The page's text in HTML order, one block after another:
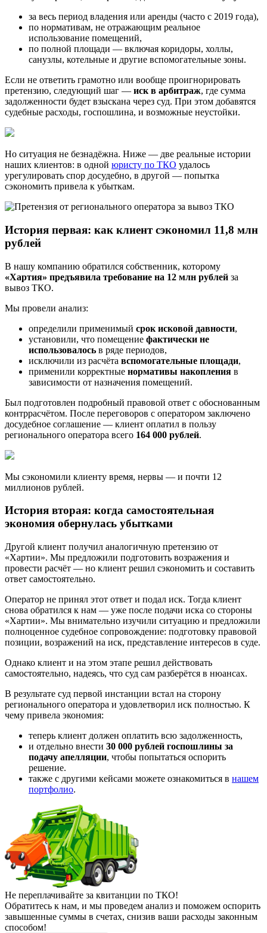
за весь период владения или аренды (часто с 2019 года),
по нормативам, не отражающим реальное
использование помещений,
по полной площади — включая коридоры, холлы,
санузлы, котельные и другие вспомогательные зоны.
Если не ответить грамотно или вообще проигнорировать
претензию, следующий шаг — иск в арбитраж, где сумма
задолженности будет взыскана через суд. При этом добавятся
судебные расходы, госпошлина, и возможные неустойки.
Но ситуация не безнадёжна. Ниже — две реальные истории
наших клиентов: в одной юристу по ТКО удалось
урегулировать спор досудебно, в другой — попытка
сэкономить привела к убыткам.
История первая: как клиент сэкономил 11,8 млн
рублей
В нашу компанию обратился собственник, которому
«Хартия» предъявила требование на 12 млн рублей за
вывоз ТКО.
Мы провели анализ:
определили применимый срок исковой давности,
установили, что помещение фактически не
использовалось в ряде периодов,
исключили из расчёта вспомогательные площади,
применили корректные нормативы накопления в
зависимости от назначения помещений.
Был подготовлен подробный правовой ответ с обоснованным
контррасчётом. После переговоров с оператором заключено
досудебное соглашение — клиент оплатил в пользу
регионального оператора всего 164 000 рублей.
Мы сэкономили клиенту время, нервы — и почти 12
миллионов рублей.
История вторая: когда самостоятельная
экономия обернулась убытками
Другой клиент получил аналогичную претензию от
«Хартии». Мы предложили подготовить возражения и
провести расчёт — но клиент решил сэкономить и составить
ответ самостоятельно.
Оператор не принял этот ответ и подал иск. Тогда клиент
снова обратился к нам — уже после подачи иска со стороны
«Хартии». Мы внимательно изучили ситуацию и предложили
полноценное судебное сопровождение: подготовку правовой
позиции, возражений на иск, представление интересов в суде.
Однако клиент и на этом этапе решил действовать
самостоятельно, надеясь, что суд сам разберётся в нюансах.
В результате суд первой инстанции встал на сторону
регионального оператора и удовлетворил иск полностью. К
чему привела экономия:
теперь клиент должен оплатить всю задолженность,
и отдельно внести 30 000 рублей госпошлины за
подачу апелляции, чтобы попытаться оспорить
решение.
также с другими кейсами можете ознакомиться в нашем
портфолио.
Не переплачивайте за квитанции по ТКО!
Обратитесь к нам, и мы проведем анализ и поможем оспорить
завышенные суммы в счетах, снизив ваши расходы законным
способом!